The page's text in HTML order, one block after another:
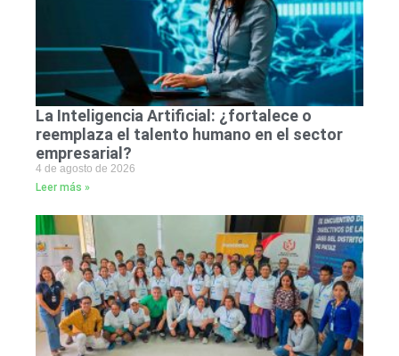
La Inteligencia Artificial: ¿fortalece o
reemplaza el talento humano en el sector
empresarial?
4 de agosto de 2026
Leer más »